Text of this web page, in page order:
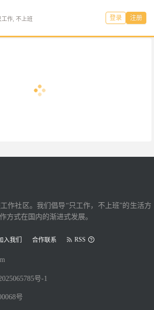
工作, 不上班 登录 注册
作社区。我们倡导“只工作，不上班”的生活方
方式在国内的渐进式发展。
入我们 合作联系 RSS
号-1
号